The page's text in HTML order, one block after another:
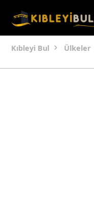
Kıbleyi Bul Ülkeler